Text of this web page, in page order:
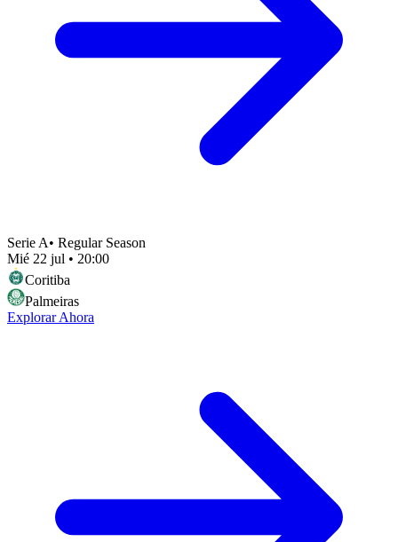
Serie A• Regular Season
Mié 22 jul • 20:00
Coritiba
Palmeiras
Explorar Ahora